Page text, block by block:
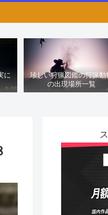
に
珍しい狩猟図鑑の狩猟動
の出現場所一覧